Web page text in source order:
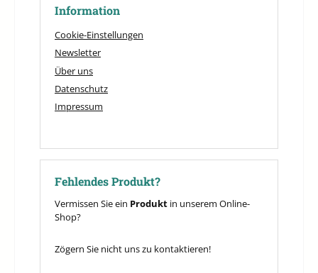
Information
Cookie-Einstellungen
Newsletter
Über uns
Datenschutz
Impressum
Fehlendes Produkt?
Vermissen Sie ein Produkt in unserem Online-
Shop?
Zögern Sie nicht uns zu kontaktieren!